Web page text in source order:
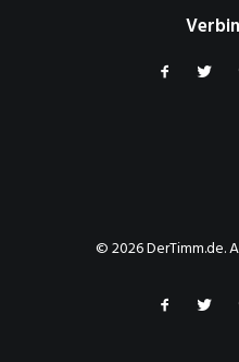
© 2026 DerTimm.de.